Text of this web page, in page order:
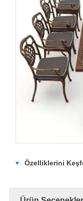
Özelliklerini